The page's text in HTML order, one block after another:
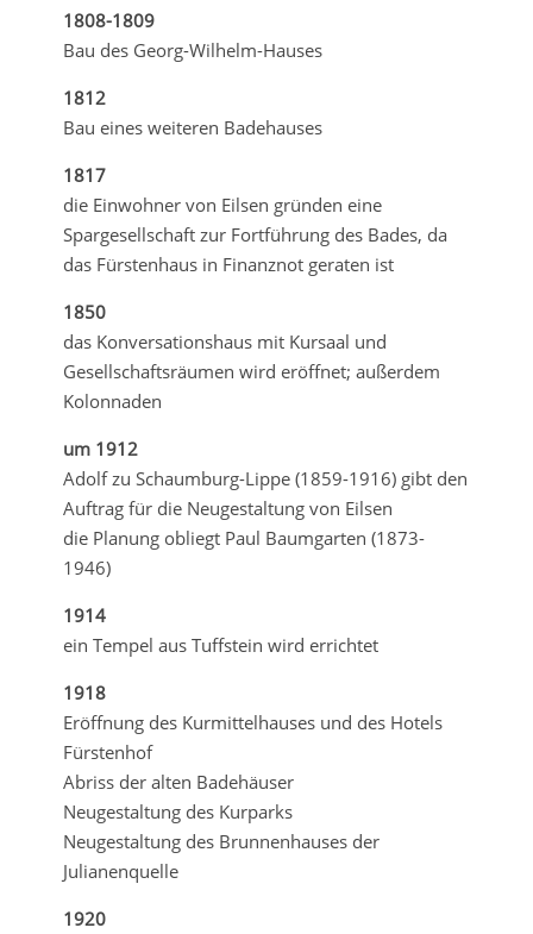
1808-1809
Bau des Georg-Wilhelm-Hauses
1812
Bau eines weiteren Badehauses
1817
die Einwohner von Eilsen gründen eine
Spargesellschaft zur Fortführung des Bades, da
das Fürstenhaus in Finanznot geraten ist
1850
das Konversationshaus mit Kursaal und
Gesellschaftsräumen wird eröffnet; außerdem
Kolonnaden
um 1912
Adolf zu Schaumburg-Lippe (1859-1916) gibt den
Auftrag für die Neugestaltung von Eilsen
die Planung obliegt Paul Baumgarten (1873-
1946)
1914
ein Tempel aus Tuffstein wird errichtet
1918
Eröffnung des Kurmittelhauses und des Hotels
Fürstenhof
Abriss der alten Badehäuser
Neugestaltung des Kurparks
Neugestaltung des Brunnenhauses der
Julianenquelle
1920